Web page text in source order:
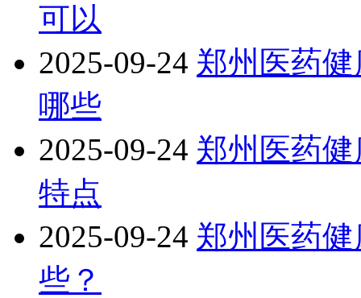
可以
2025-09-24 郑州医药
哪些
2025-09-24 郑州医药
特点
2025-09-24 郑州医药
些？